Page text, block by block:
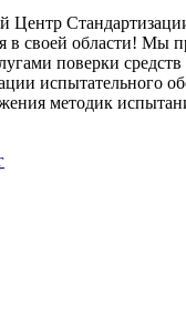
Центр
в своей области! Мы
поверки
испытательного
методик